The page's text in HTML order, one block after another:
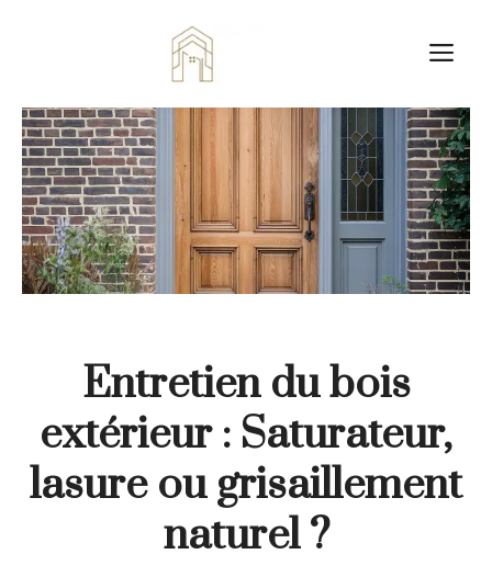
Entretien du bois
extérieur : Saturateur,
lasure ou grisaillement
naturel ?